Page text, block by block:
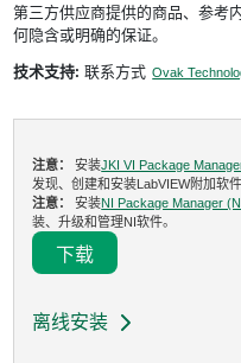
第三方供应商提供的商品、参考
何隐含或明确的保证。
技术支持: 联系方式 Ovak
注意：安装JKI VI Package
发现、创建和安装LabVIEW附加软件
注意：安装NI Package Manager
装、升级和管理NI软件。
下载
离线安装